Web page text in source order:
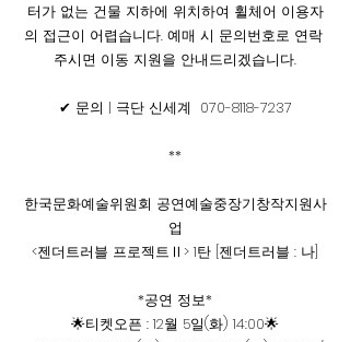
터가 없는 건물 지하에 위치하여 휠체어 이용자
의 접근이 어렵습니다. 예매 시 문의번호로 연락
주시면 이동 지원을 안내드리겠습니다.
✔ 문의 | 극단 신세계  070-8118-7237
**
한국문화예술위원회 공연예술중장기창작지원사
업
<젠더트러블 프로젝트Ⅱ> 1탄 [젠더트러블 : 나]
*공연 정보*
🌟티켓오픈 : 12월 5일(화) 14:00🌟